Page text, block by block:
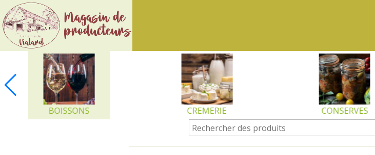
BOISSONS CREMERIE CONSERVES